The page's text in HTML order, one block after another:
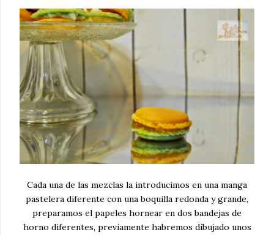
Cada una de las mezclas la introducimos en una manga
pastelera diferente con una boquilla redonda y grande,
preparamos el papeles hornear en dos bandejas de
horno diferentes, previamente habremos dibujado unos